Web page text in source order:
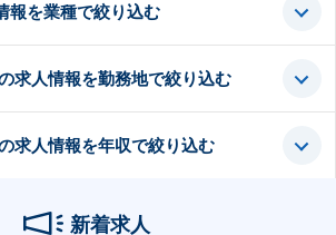
報を業種で絞り込む
求人情報を勤務地で絞り込む
求人情報を年収で絞り込む
新着求人